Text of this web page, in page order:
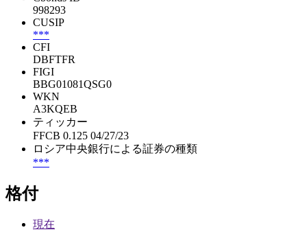
998293
CUSIP
***
CFI
DBFTFR
FIGI
BBG01081QSG0
WKN
A3KQEB
ティッカー
FFCB 0.125 04/27/23
ロシア中央銀行による証券の種類
***
格付
現在